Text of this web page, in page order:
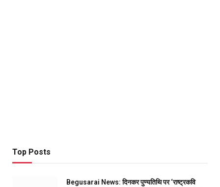
Top Posts
Begusarai News: दिनकर पुण्यतिथि पर ‘राष्ट्रकवि